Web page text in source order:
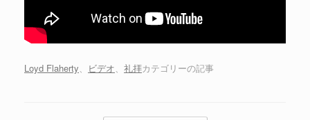
Loyd Flaherty、 ビデオ、 礼拝カテゴリーの記事